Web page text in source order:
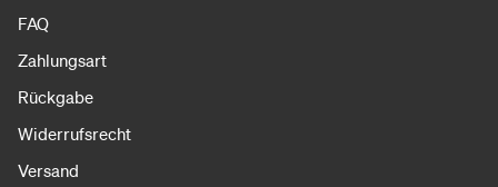
FAQ
Zahlungsart
Rückgabe
Widerrufsrecht
Versand